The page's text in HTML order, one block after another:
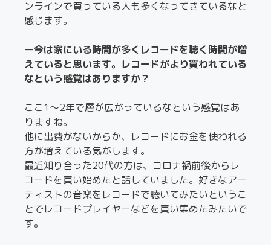
ンラインで買っている人も多くなってきているなと
感じます。
ー今は家にいる時間が多くレコードを聴く時間が増
えていると思います。レコードがより買われている
なという感覚はありますか？
ここ1〜2年で層が広がっているなという感覚はあ
りますね。
他に出費がないからか、レコードにお金を使われる
方が増えている気がします。
最近知り合った20代の方は、コロナ禍前後からレ
コードを買い始めたと話していました。好きなアー
ティストの音楽をレコードで聴いてみたいというこ
とでレコードプレイヤーなどを買い集めたみたいで
す。